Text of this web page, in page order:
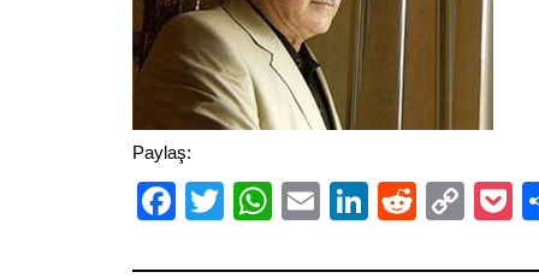
Paylaş:
Facebook
TwitterWhatsApp
EmailLinkedIn
Reddit